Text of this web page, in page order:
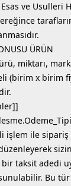
ve Usulleri
ÜRÜN
miktarı,
(birim x birim
işlem ile sipariş
taksit adedi
Bu